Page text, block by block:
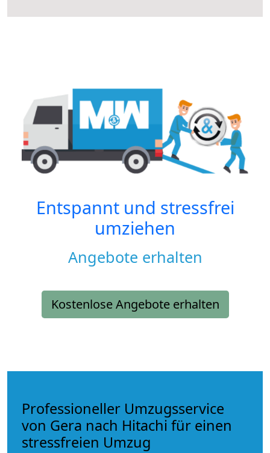
Entspannt und stressfrei
umziehen
Angebote erhalten
Kostenlose Angebote erhalten
Professioneller Umzugsservice
von Gera nach Hitachi für einen
stressfreien Umzug